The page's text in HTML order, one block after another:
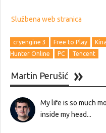
Službena web stranica
cryengine 3 Free to Play Kina
Hunter Online
PC Tencent
Martin Perušić
My life is so much
inside my head...